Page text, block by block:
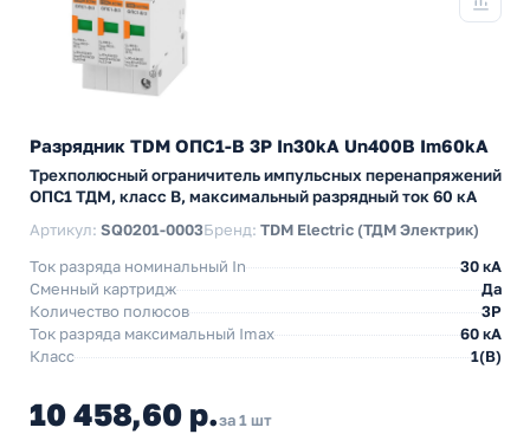
Разрядник TDM ОПС1-B 3Р In30kA Un400B Im60kA
Трехполюсный ограничитель импульсных перенапряжений
ОПС1 ТДМ, класс B, максимальный разрядный ток 60 кА
Артикул: SQ0201-0003Бренд: TDM Electric (ТДМ Электрик)
Ток разряда номинальный In
30 кА
Сменный картридж
Да
Количество полюсов
3P
Ток разряда максимальный Imax
60 кА
Класс
1(В)
10 458,60 р.за 1 шт